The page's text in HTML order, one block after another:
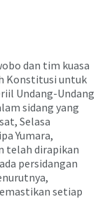
dan tim kuasa
Konstitusi untuk
Undang-Undang
sidang yang
Selasa
Yumara,
telah dirapikan
persidangan
setiap